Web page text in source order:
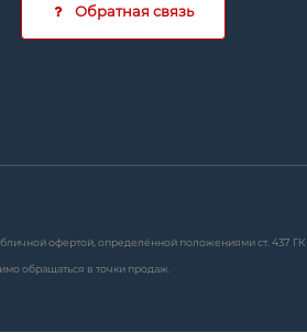
Обратная связь
офертой, определённой положениями ст. 437
обращаться в точки продаж.